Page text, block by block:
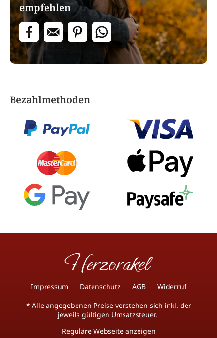
empfehlen
Bezahlmethoden
Impressum Datenschutz AGB Widerruf
* Alle angegebenen Preise verstehen sich inkl. der
jeweils gültigen Umsatzsteuer.
Reguläre Webseite anzeigen